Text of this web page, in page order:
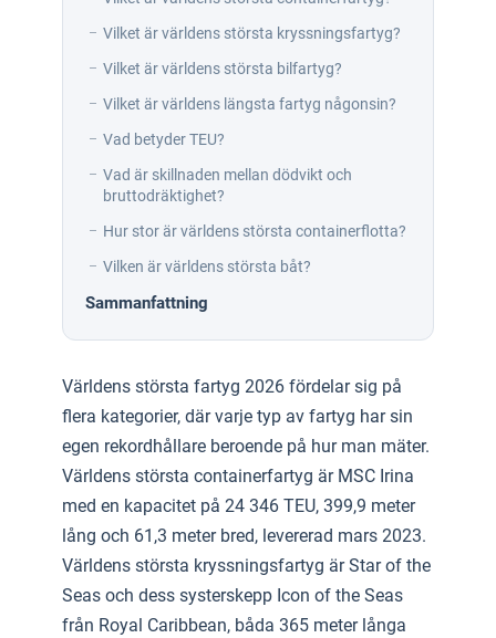
Vilket är världens största kryssningsfartyg?
Vilket är världens största bilfartyg?
Vilket är världens längsta fartyg någonsin?
Vad betyder TEU?
Vad är skillnaden mellan dödvikt och
bruttodräktighet?
Hur stor är världens största containerflotta?
Vilken är världens största båt?
Sammanfattning
Världens största fartyg 2026 fördelar sig på
flera kategorier, där varje typ av fartyg har sin
egen rekordhållare beroende på hur man mäter.
Världens största containerfartyg är MSC Irina
med en kapacitet på 24 346 TEU, 399,9 meter
lång och 61,3 meter bred, levererad mars 2023.
Världens största kryssningsfartyg är Star of the
Seas och dess systerskepp Icon of the Seas
från Royal Caribbean, båda 365 meter långa